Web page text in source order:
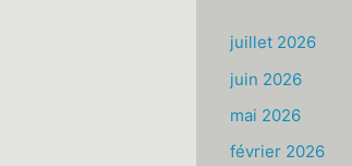
juillet 2026
juin 2026
mai 2026
février 2026